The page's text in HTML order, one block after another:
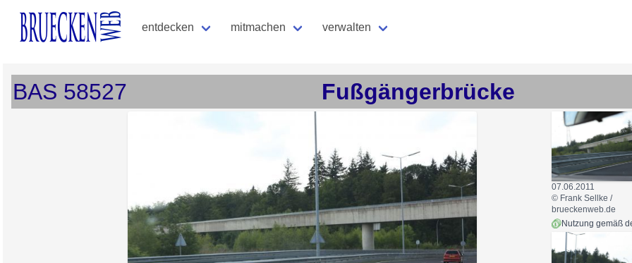
entdecken mitmachen verwalten
BAS 58527 Fußgängerbrücke
07.06.2011
© Frank Sellke /
brueckenweb.de